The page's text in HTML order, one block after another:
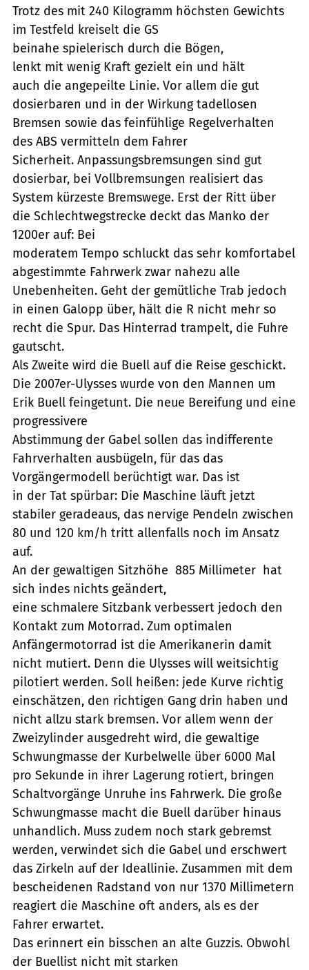
Trotz des mit 240 Kilogramm höchsten Gewichts
im Testfeld kreiselt die GS
beinahe spielerisch durch die Bögen,
lenkt mit wenig Kraft gezielt ein und hält
auch die angepeilte Linie. Vor allem die gut
dosierbaren und in der Wirkung tadellosen
Bremsen sowie das feinfühlige Regelverhalten
des ABS vermitteln dem Fahrer
Sicherheit. Anpassungsbremsungen sind gut
dosierbar, bei Vollbremsungen realisiert das
System kürzeste Bremswege. Erst der Ritt über
die Schlechtwegstrecke deckt das Manko der
1200er auf: Bei
moderatem Tempo schluckt das sehr komfortabel
abgestimmte Fahrwerk zwar nahezu alle
Unebenheiten. Geht der gemütliche Trab jedoch
in einen Galopp über, hält die R nicht mehr so
recht die Spur. Das Hinterrad trampelt, die Fuhre
gautscht.
Als Zweite wird die Buell auf die Reise geschickt.
Die 2007er-Ulysses wurde von den Mannen um
Erik Buell feingetunt. Die neue Bereifung und eine
progressivere
Abstimmung der Gabel sollen das indifferente
Fahrverhalten ausbügeln, für das das
Vorgängermodell berüchtigt war. Das ist
in der Tat spürbar: Die Maschine läuft jetzt
stabiler geradeaus, das nervige Pendeln zwischen
80 und 120 km/h tritt allenfalls noch im Ansatz
auf.
An der gewaltigen Sitzhöhe  885 Millimeter  hat
sich indes nichts geändert,
eine schmalere Sitzbank verbessert jedoch den
Kontakt zum Motorrad. Zum optimalen
Anfängermotorrad ist die Amerikanerin damit
nicht mutiert. Denn die Ulysses will weitsichtig
pilotiert werden. Soll heißen: jede Kurve richtig
einschätzen, den richtigen Gang drin haben und
nicht allzu stark bremsen. Vor allem wenn der
Zweizylinder ausgedreht wird, die gewaltige
Schwungmasse der Kurbelwelle über 6000 Mal
pro Sekunde in ihrer Lagerung rotiert, bringen
Schaltvorgänge Unruhe ins Fahrwerk. Die große
Schwungmasse macht die Buell darüber hinaus
unhandlich. Muss zudem noch stark gebremst
werden, verwindet sich die Gabel und erschwert
das Zirkeln auf der Ideallinie. Zusammen mit dem
bescheidenen Radstand von nur 1370 Millimetern
reagiert die Maschine oft anders, als es der
Fahrer erwartet.
Das erinnert ein bisschen an alte Guzzis. Obwohl
der Buellist nicht mit starken